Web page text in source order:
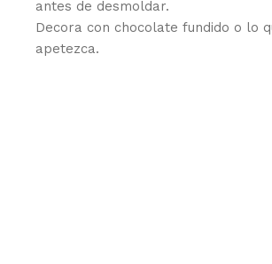
antes de desmoldar.
Decora con chocolate fundido o lo
apetezca.